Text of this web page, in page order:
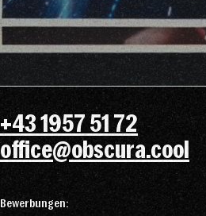
+43 1957 51 72
office@obscura.cool
Bewerbungen: